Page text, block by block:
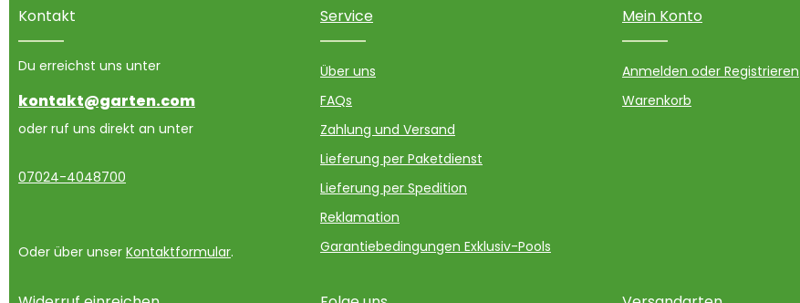
Kontakt
Du erreichst uns unter
kontakt@garten.com
oder ruf uns direkt an unter
07024-4048700
Oder über unser Kontaktformular.
Service
Über uns
FAQs
Zahlung und Versand
Lieferung per Paketdienst
Lieferung per Spedition
Reklamation
Garantiebedingungen Exklusiv-Pools
Mein Konto
Anmelden oder Registrieren
Warenkorb